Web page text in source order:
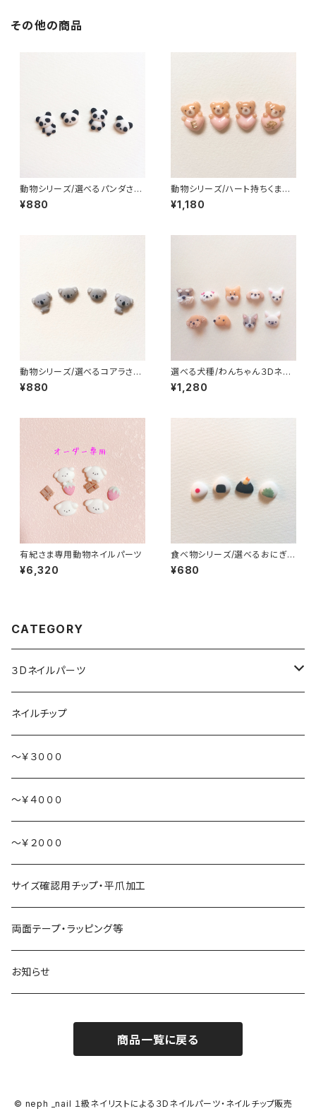
その他の商品
動物シリーズ/選べるパンダさ
ん/3Dネイルパーツ(4)
¥880
動物シリーズ/ハート持ちくまさ
ん/3Dネイルパーツ(2)
¥1,180
動物シリーズ/選べるコアラさん/
3Dネイルパーツ(5)
¥880
選べる犬種/わんちゃん３Dネイ
ルパーツ(2)
¥1,280
有紀さま専用動物ネイルパーツ
¥6,320
食べ物シリーズ/選べるおにぎ
り/3Dネイルパーツ(1)
¥680
CATEGORY
３Dネイルパーツ
ハート持ち
動物
食べ物
ネイルチップ
～￥３０００
～￥４０００
～￥２０００
サイズ確認用チップ・平爪加工
両面テープ・ラッピング等
お知らせ
商品一覧に戻る
© neph _nail １級ネイリストによる３Dネイルパーツ・ネイルチップ販売